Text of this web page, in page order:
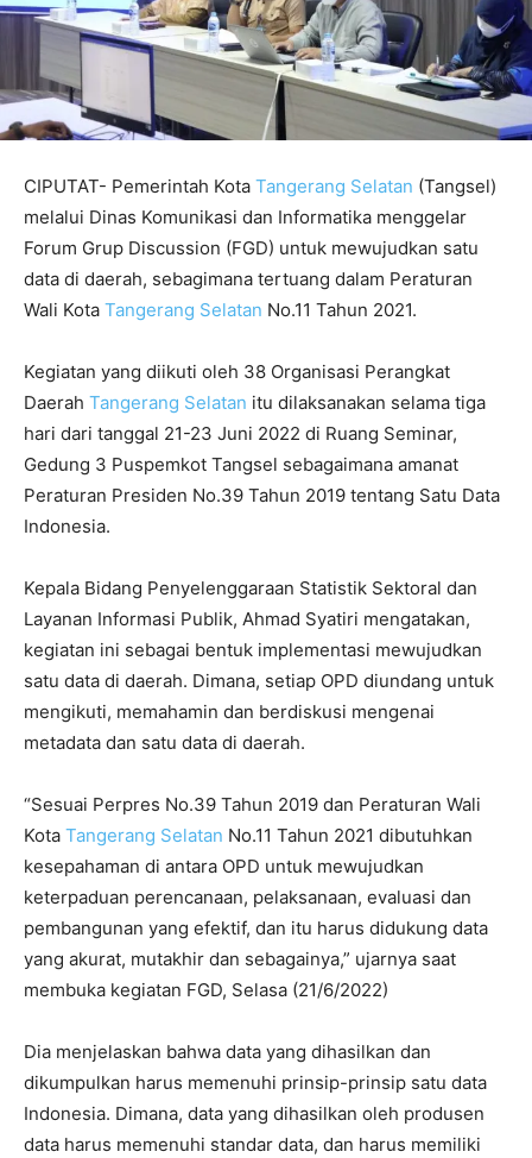
CIPUTAT- Pemerintah Kota Tangerang Selatan (Tangsel)
melalui Dinas Komunikasi dan Informatika menggelar
Forum Grup Discussion (FGD) untuk mewujudkan satu
data di daerah, sebagimana tertuang dalam Peraturan
Wali Kota Tangerang Selatan No.11 Tahun 2021.
Kegiatan yang diikuti oleh 38 Organisasi Perangkat
Daerah Tangerang Selatan itu dilaksanakan selama tiga
hari dari tanggal 21-23 Juni 2022 di Ruang Seminar,
Gedung 3 Puspemkot Tangsel sebagaimana amanat
Peraturan Presiden No.39 Tahun 2019 tentang Satu Data
Indonesia.
Kepala Bidang Penyelenggaraan Statistik Sektoral dan
Layanan Informasi Publik, Ahmad Syatiri mengatakan,
kegiatan ini sebagai bentuk implementasi mewujudkan
satu data di daerah. Dimana, setiap OPD diundang untuk
mengikuti, memahamin dan berdiskusi mengenai
metadata dan satu data di daerah.
“Sesuai Perpres No.39 Tahun 2019 dan Peraturan Wali
Kota Tangerang Selatan No.11 Tahun 2021 dibutuhkan
kesepahaman di antara OPD untuk mewujudkan
keterpaduan perencanaan, pelaksanaan, evaluasi dan
pembangunan yang efektif, dan itu harus didukung data
yang akurat, mutakhir dan sebagainya,” ujarnya saat
membuka kegiatan FGD, Selasa (21/6/2022)
Dia menjelaskan bahwa data yang dihasilkan dan
dikumpulkan harus memenuhi prinsip-prinsip satu data
Indonesia. Dimana, data yang dihasilkan oleh produsen
data harus memenuhi standar data, dan harus memiliki